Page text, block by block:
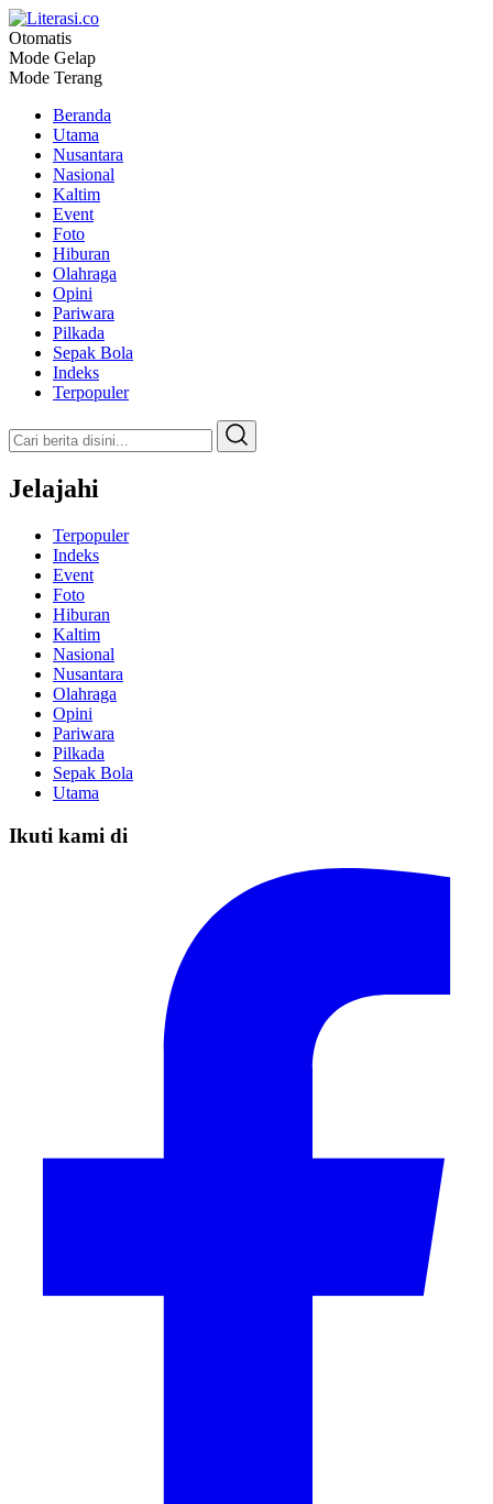
Literasi.co
Pilar Informasi
Otomatis
Mode Gelap
Mode Terang
Beranda
Utama
Nusantara
Nasional
Kaltim
Event
Foto
Hiburan
Olahraga
Opini
Pariwara
Pilkada
Sepak Bola
Indeks
Terpopuler
Jelajahi
Terpopuler
Indeks
Event
Foto
Hiburan
Kaltim
Nasional
Nusantara
Olahraga
Opini
Pariwara
Pilkada
Sepak Bola
Utama
Ikuti kami di